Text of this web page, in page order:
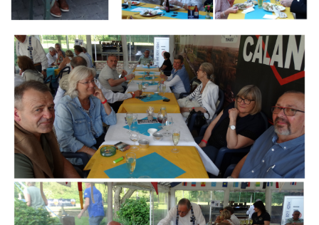
Branding
ARMCHAIR